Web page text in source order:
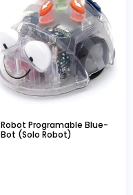
Robot Programable Blue-
Bot (Solo Robot)